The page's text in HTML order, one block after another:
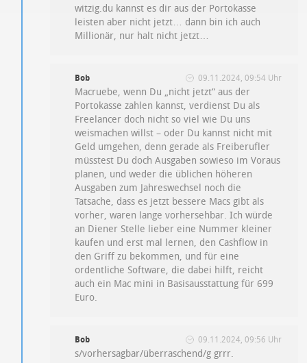
witzig.du kannst es dir aus der Portokasse
leisten aber nicht jetzt… dann bin ich auch
Millionär, nur halt nicht jetzt…
Bob 09.11.2024, 09:54 Uhr
Macruebe, wenn Du „nicht jetzt“ aus der
Portokasse zahlen kannst, verdienst Du als
Freelancer doch nicht so viel wie Du uns
weismachen willst – oder Du kannst nicht mit
Geld umgehen, denn gerade als Freiberufler
müsstest Du doch Ausgaben sowieso im Voraus
planen, und weder die üblichen höheren
Ausgaben zum Jahreswechsel noch die
Tatsache, dass es jetzt bessere Macs gibt als
vorher, waren lange vorhersehbar. Ich würde
an Diener Stelle lieber eine Nummer kleiner
kaufen und erst mal lernen, den Cashflow in
den Griff zu bekommen, und für eine
ordentliche Software, die dabei hilft, reicht
auch ein Mac mini in Basisausstattung für 699
Euro.
Bob 09.11.2024, 09:56 Uhr
s/vorhersagbar/überraschend/g grrr.